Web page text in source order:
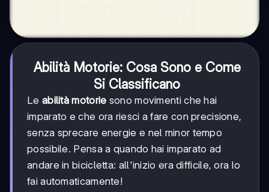
Abilità Motorie: Cosa Sono e Come
Si Classificano
Le abilità motorie sono movimenti che hai
imparato e che ora riesci a fare con precisione,
senza sprecare energie e nel minor tempo
possibile. Pensa a quando hai imparato ad
andare in bicicletta: all'inizio era difficile, ora lo
fai automaticamente!